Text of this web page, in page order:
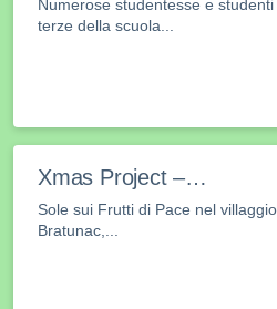
Numerose studentesse e
terze della scuola...
Xmas Project –…
Sole sui Frutti di Pace nel
Bratunac,...